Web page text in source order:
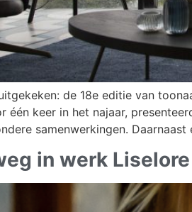
de 18e editie van
één keer in het najaar,
samenwerkingen.
in werk